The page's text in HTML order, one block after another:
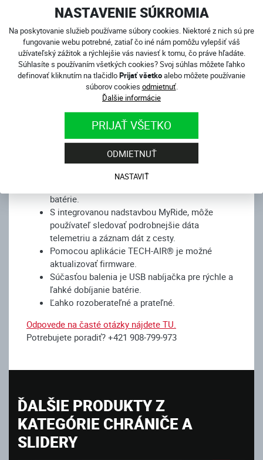
NASTAVENIE SÚKROMIA
Na poskytovanie služieb používame súbory cookies. Niektoré z nich sú pre
fungovanie webu potrebné, zatiaľ čo iné nám pomôžu vylepšiť váš
užívateľský zážitok a rýchlejšie vás naviesť k tomu, čo práve hľadáte.
Súhlasíte s používaním všetkých cookies? Svoj súhlas môžete ľahko
definovať kliknutím na tlačidloPrijať všetkoalebo môžete používanie
súborov cookies odmietnuť.
Ďalšie informácie
PRIJAŤ VŠETKO
ODMIETNUŤ
NASTAVIŤ
Prednosti produktu:
Certifikovaná lítium-iónová batéria s výdržou 20
h aktívneho režimu jazdy, cca 4 h nabíjania do
plnej kapacity. V prípade 1 h dobíjania, cca 7 až
8 h aktívnej jazdy.
Jednoduché a intuitívne použitie. Stačí
panel, čím dôjde k aktivácii.
(RACING) a jazdu v bežnej prevádzke alebo
veľmi ľahkom teréne (STREET).
Vďaka Bluetooth prepojeniu s aplikáciou
batérie.
S integrovanou nadstavbou MyRide, môže
používateľ sledovať podrobnejšie dáta
telemetriu a záznam dát z cesty.
Pomocou aplikácie TECH-AIR® je možné
aktualizovať firmware.
Súčasťou balenia je USB nabíjačka pre rýchle a
ľahké dobíjanie batérie.
Ľahko rozoberateľné a prateľné.
Odpovede na časté otázky nájdete TU.
Potrebujete poradiť? +421 908-799-973
ĎALŠIE PRODUKTY Z
KATEGÓRIE CHRÁNIČE A
SLIDERY